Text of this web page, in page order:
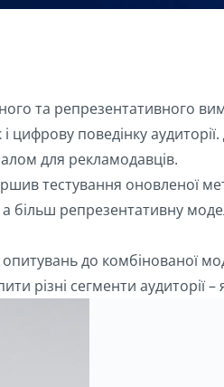
та репрезентативного
поведінку
для рекламодавців.
тестування оновленої
репрезентативну
до комбінованої
різні сегменти аудиторії